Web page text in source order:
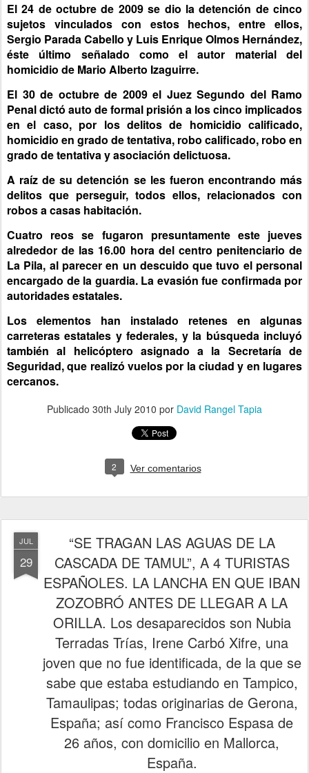
El 24 de octubre de 2009 se dio la detención de cinco
sujetos vinculados con estos hechos, entre ellos,
Sergio Parada Cabello y Luis Enrique Olmos Hernández,
éste último señalado como el autor material del
homicidio de Mario Alberto Izaguirre.
El 30 de octubre de 2009 el Juez Segundo del Ramo
Penal dictó auto de formal prisión a los cinco implicados
en el caso, por los delitos de homicidio calificado,
homicidio en grado de tentativa, robo calificado, robo en
grado de tentativa y asociación delictuosa.
A raíz de su detención se les fueron encontrando más
delitos que perseguir, todos ellos, relacionados con
robos a casas habitación.
Cuatro reos se fugaron presuntamente este jueves
alrededor de las 16.00 hora del centro penitenciario de
La Pila, al parecer en un descuido que tuvo el personal
encargado de la guardia. La evasión fue confirmada por
autoridades estatales.
Los elementos han instalado retenes en algunas
carreteras estatales y federales, y la búsqueda incluyó
también al helicóptero asignado a la Secretaría de
Seguridad, que realizó vuelos por la ciudad y en lugares
cercanos.
Publicado 30th July 2010 por David Rangel Tapia
2 Ver comentarios
JUL
29
“SE TRAGAN LAS AGUAS DE LA
CASCADA DE TAMUL”, A 4 TURISTAS
ESPAÑOLES. LA LANCHA EN QUE IBAN
ZOZOBRÓ ANTES DE LLEGAR A LA
ORILLA. Los desaparecidos son Nubia
Terradas Trías, Irene Carbó Xifre, una
joven que no fue identificada, de la que se
sabe que estaba estudiando en Tampico,
Tamaulipas; todas originarias de Gerona,
España; así como Francisco Espasa de
26 años, con domicilio en Mallorca,
España.